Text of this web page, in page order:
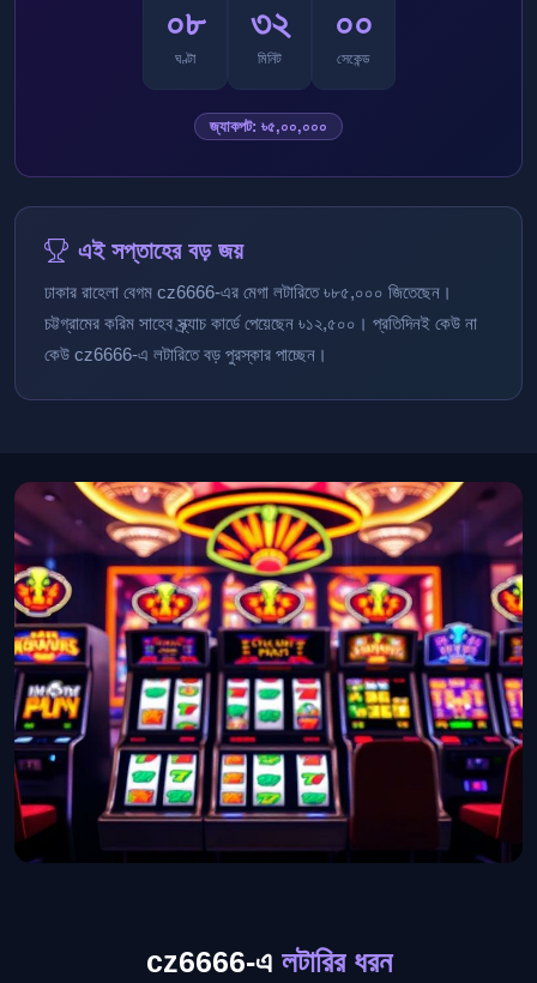
০৮
ঘণ্টা
৩১
মিনিট
৫৯
সেকেন্ড
জ্যাকপট: ৳৫,০০,০০০
এই সপ্তাহের বড় জয়
ঢাকার রাহেলা বেগম cz6666-এর মেগা লটারিতে ৳৮৫,০০০ জিতেছেন।
চট্টগ্রামের করিম সাহেব স্ক্র্যাচ কার্ডে পেয়েছেন ৳১২,৫০০। প্রতিদিনই কেউ না
কেউ cz6666-এ লটারিতে বড় পুরস্কার পাচ্ছেন।
cz6666-এ লটারির ধরন